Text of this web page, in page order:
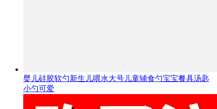
婴儿硅胶软勺新生儿喂水大号儿童辅食勺宝宝餐具汤匙
小勺可爱